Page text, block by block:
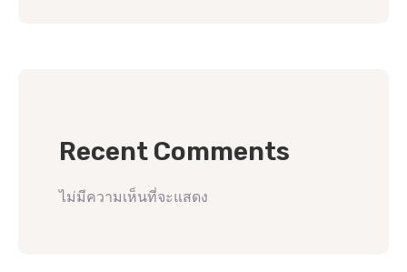
Recent Comments
ไม่มีความเห็นที่จะแสดง